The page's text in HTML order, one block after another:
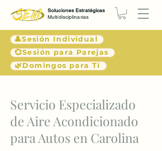
👤Sesión Individual
💞Sesión para Parejas
🌿Domingos para Tí
Soluciones Estratégicas
Multidisciplinarias
< Atrás
Servicio Especializado
de Aire Acondicionado
para Autos en Carolina